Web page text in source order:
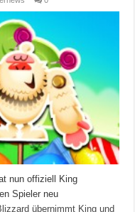
nun offiziell King
Spieler neu
übernimmt King und